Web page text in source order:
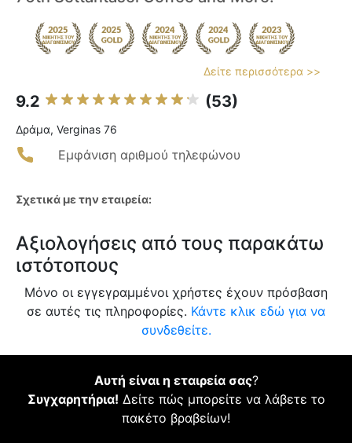
Δείτε περισσότερα >>
9.2 (53)
Δράμα, Verginas 76
Εμφάνιση αριθμού τηλεφώνου
Σχετικά με την εταιρεία:
Αξιολογήσεις από τους παρακάτω
ιστότοπους
Μόνο οι εγγεγραμμένοι χρήστες έχουν πρόσβαση
σε αυτές τις πληροφορίες. Κάντε κλικ εδώ για να
συνδεθείτε.
Αυτή είναι η εταιρεία σας?
Συγχαρητήρια! Δείτε πώς μπορείτε να λάβετε το
πακέτο βραβείων!